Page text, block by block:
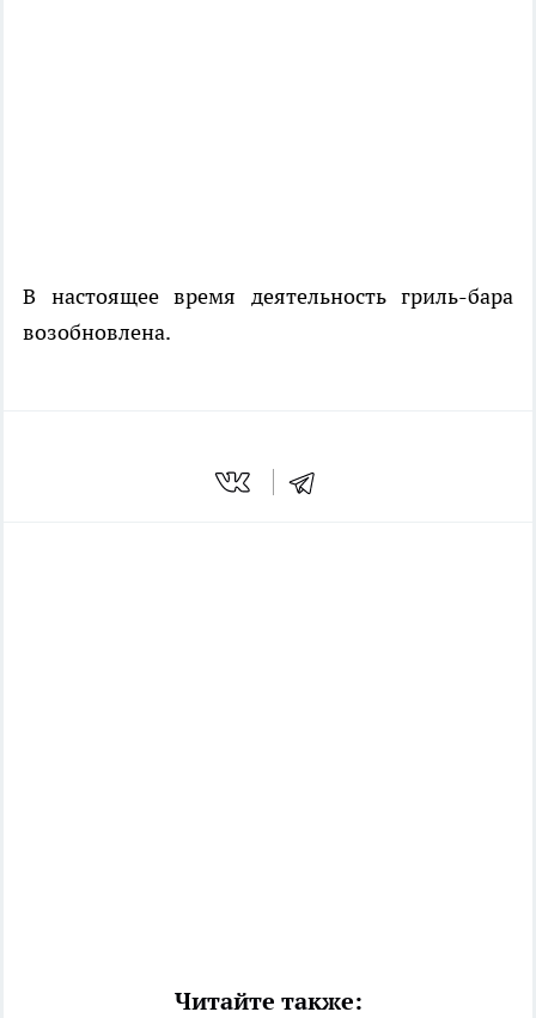
В настоящее время деятельность гриль-бара
возобновлена.
Читайте также: